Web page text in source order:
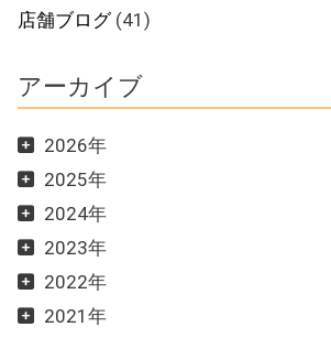
店舗ブログ(41)
アーカイブ
2026年
2025年
2024年
2023年
2022年
2021年